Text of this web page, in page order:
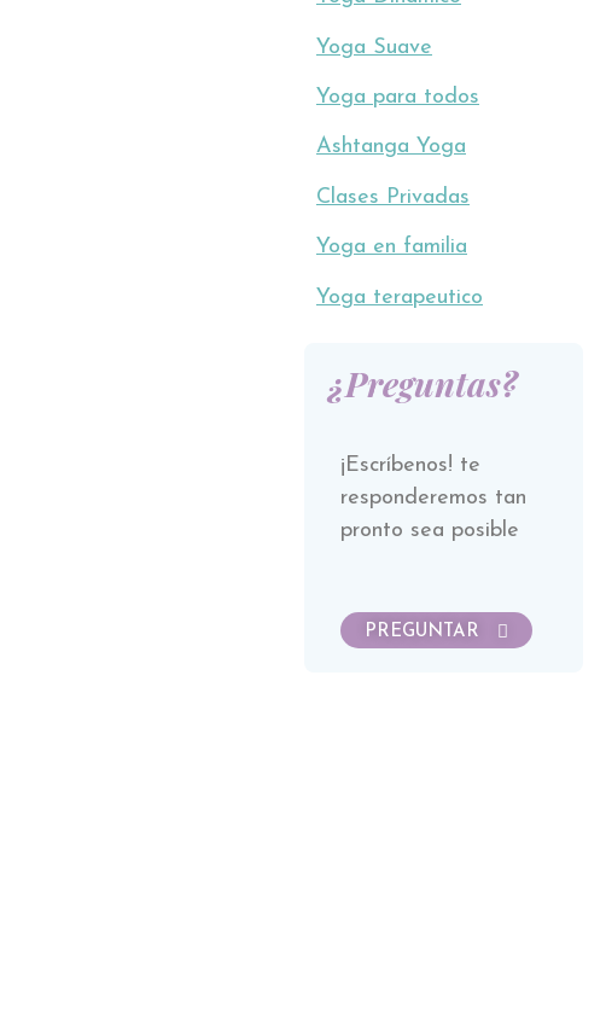
Yoga Suave
Yoga para todos
Ashtanga Yoga
Clases Privadas
Yoga en familia
Yoga terapeutico
¿Preguntas?
¡Escríbenos! te
responderemos tan
pronto sea posible
PREGUNTAR